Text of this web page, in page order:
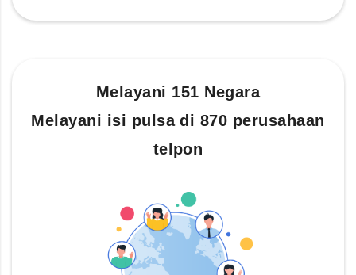
Melayani 151 Negara
Melayani isi pulsa di 870 perusahaan
telpon